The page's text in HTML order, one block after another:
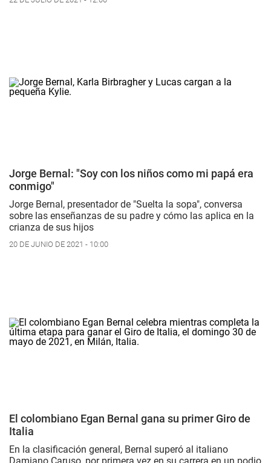
Jorge Bernal: "Soy con los niños como mi papá era
conmigo"
Jorge Bernal, presentador de "Suelta la sopa", conversa
sobre las enseñanzas de su padre y cómo las aplica en la
crianza de sus hijos
20 DE JUNIO DE 2021 - 10:00
El colombiano Egan Bernal gana su primer Giro de
Italia
En la clasificación general, Bernal superó al italiano
Damiano Caruso, por primera vez en su carrera en un podio